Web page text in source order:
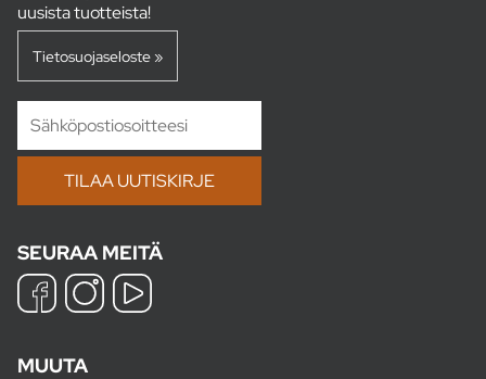
uusista tuotteista!
Tietosuojaseloste »
SEURAA MEITÄ
MUUTA